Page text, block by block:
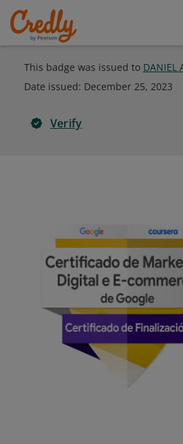
This badge was issued to DANIEL
Date issued: December 25, 2023
Verify